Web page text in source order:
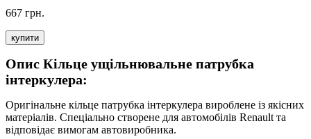
667 грн.
купити
Опис Кільце ущільнювальне патрубка
інтеркулера:
Оригінальне кільце патрубка інтеркулера вироблене із якісних
матеріалів. Спеціально створене для автомобілів Renault та
відповідає вимогам автовиробника.